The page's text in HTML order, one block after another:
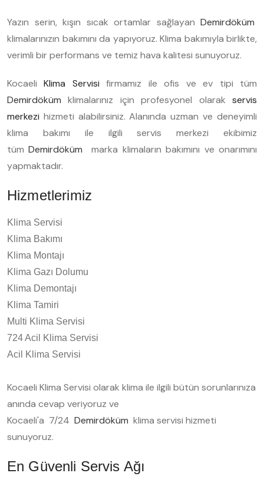
Yazın serin, kışın sıcak ortamlar sağlayan Demirdöküm
klimalarınızın bakımını da yapıyoruz. Klima bakımıyla birlikte,
verimli bir performans ve temiz hava kalitesi sunuyoruz.
KocaeliKlima Servisifirmamız ile ofis ve ev tipi tüm
Demirdökümklimalarınız için profesyonel olarakservis
merkezi hizmeti alabilirsiniz. Alanında uzman ve deneyimli
klima bakımı ile ilgili servis merkezi ekibimiz
tümDemirdökümmarka klimaların bakımını ve onarımını
yapmaktadır.
Hizmetlerimiz
Klima Servisi
Klima Bakımı
Klima Montajı
Klima Gazı Dolumu
Klima Demontajı
Klima Tamiri
Multi Klima Servisi
724 Acil Klima Servisi
Acil Klima Servisi
Kocaeli Klima Servisi olarak klima ile ilgili bütün sorunlarınıza
anında cevap veriyoruz ve
Kocaeli'a 7/24 Demirdöküm klima servisi hizmeti
sunuyoruz.
En Güvenli Servis Ağı